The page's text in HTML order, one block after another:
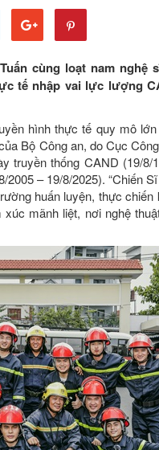
cùng loạt nam
tế nhập vai lực lượng
hình thực tế quy mô
Bộ Công an, do Cục
thống CAND (19/8/
– 19/8/2025). “Chiến
huấn luyện, thực
mãnh liệt, nơi nghệ